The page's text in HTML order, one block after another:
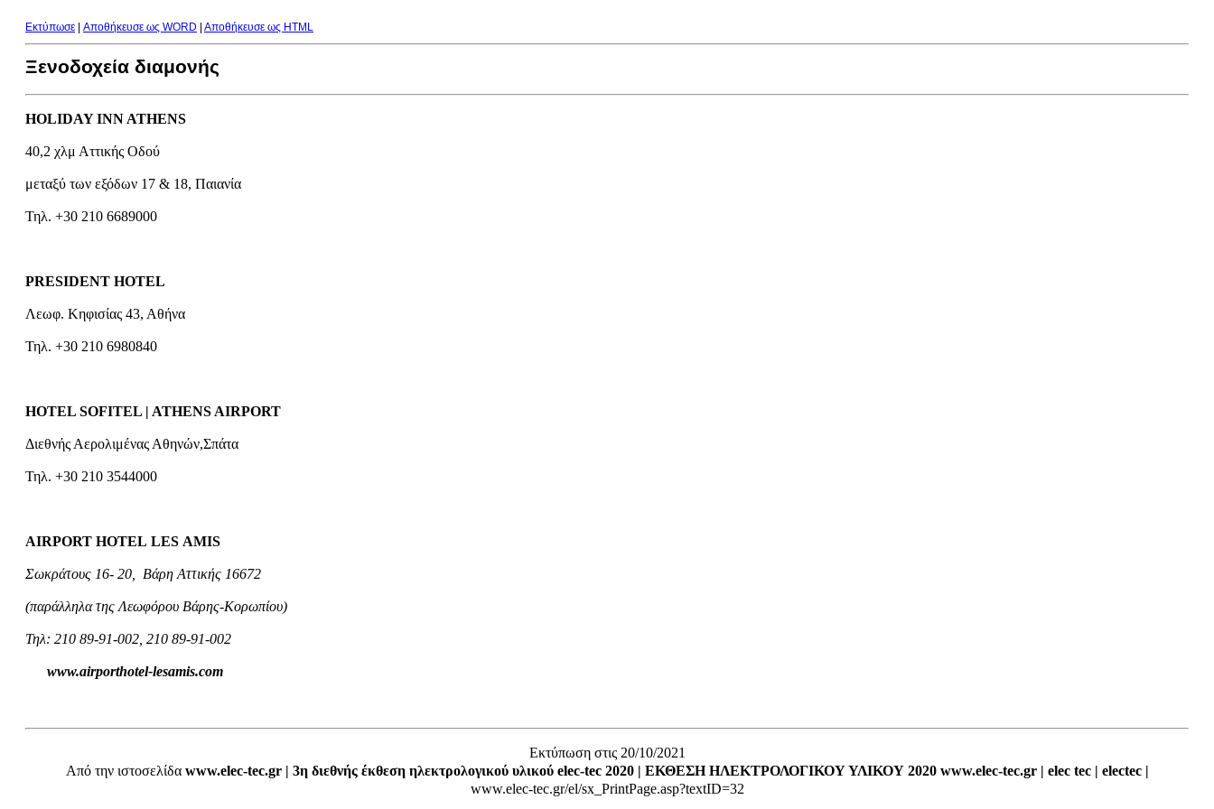
Εκτύπωσε Aποθήκευσε ως WORD Aποθήκευσε ως HTML
Ξενοδοχεία διαμονής
HOLIDAY INN ATHENS
40,2 χλμ Αττικής Οδού
μεταξύ των εξόδων 17 & 18, Παιανία
Τηλ. +30 210 6689000
PRESIDENT HOTEL
Λεωφ. Κηφισίας 43, Αθήνα
Τηλ. +30 210 6980840
HOTEL SOFITEL | ATHENS AIRPORT
Διεθνής Αερολιμένας Αθηνών,Σπάτα
Τηλ. +30 210 3544000
AIRPORT HOTEL LES AMIS
Σωκράτους 16- 20, Βάρη Αττικής 16672
(παράλληλα της Λεωφόρου Βάρης-Κορωπίου)
Τηλ: 210 89-91-002, 210 89-91-002
www.airporthotel-lesamis.com
Εκτύπωση στις 20/10/2021
Από την ιστοσελίδα www.elec-tec.gr | 3η διεθνής έκθεση ηλεκτρολογικού υλικού elec-tec 2020 | ΕΚΘΕΣΗ ΗΛΕΚΤΡΟΛΟΓΙΚΟΥ ΥΛΙΚΟΥ 2020 www.elec-tec.gr | elec tec | electec |
www.elec-tec.gr/el/sx_PrintPage.asp?textID=32